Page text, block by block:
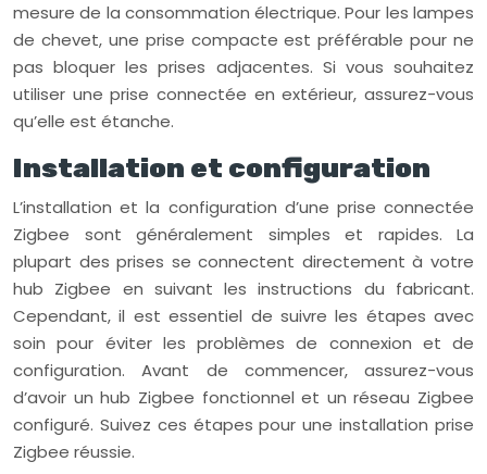
mesure de la consommation électrique. Pour les lampes
de chevet, une prise compacte est préférable pour ne
pas bloquer les prises adjacentes. Si vous souhaitez
utiliser une prise connectée en extérieur, assurez-vous
qu’elle est étanche.
Installation et configuration
L’installation et la configuration d’une prise connectée
Zigbee sont généralement simples et rapides. La
plupart des prises se connectent directement à votre
hub Zigbee en suivant les instructions du fabricant.
Cependant, il est essentiel de suivre les étapes avec
soin pour éviter les problèmes de connexion et de
configuration. Avant de commencer, assurez-vous
d’avoir un hub Zigbee fonctionnel et un réseau Zigbee
configuré. Suivez ces étapes pour une installation prise
Zigbee réussie.